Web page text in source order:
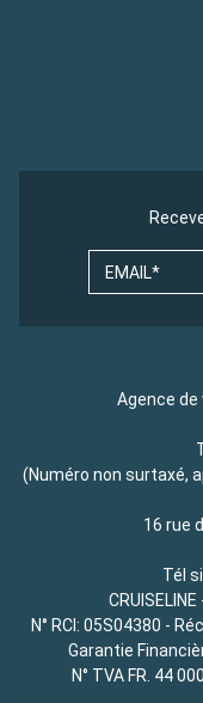
EMAIL*
Agence
(Numéro non surtaxé,
16 rue
Tél
N° RCI: 05S04380 -
Garantie
N° TVA FR. 44